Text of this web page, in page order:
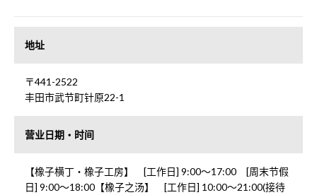
地址
〒441-2522
丰田市武节町针原22-1
营业日期・时间
【橡子横丁・橡子工房】 [工作日] 9:00～17:00 [周末节假
日] 9:00～18:00【橡子之汤】 [工作日] 10:00～21:00(接待